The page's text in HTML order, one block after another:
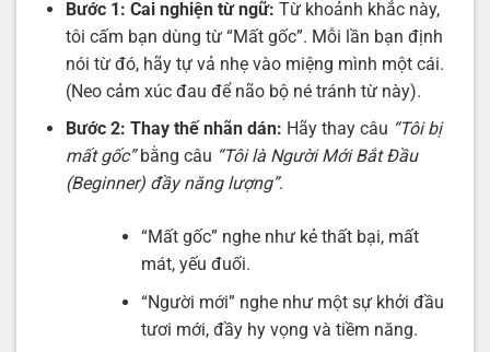
Bước 1: Cai nghiện từ ngữ: Từ khoảnh khắc này,
tôi cấm bạn dùng từ “Mất gốc”. Mỗi lần bạn định
nói từ đó, hãy tự vả nhẹ vào miệng mình một cái.
(Neo cảm xúc đau để não bộ né tránh từ này).
Bước 2: Thay thế nhãn dán: Hãy thay câu “Tôi bị
mất gốc”bằng câu “Tôi là Người Mới Bắt Đầu
(Beginner) đầy năng lượng”.
“Mất gốc” nghe như kẻ thất bại, mất
mát, yếu đuối.
“Người mới” nghe như một sự khởi đầu
tươi mới, đầy hy vọng và tiềm năng.